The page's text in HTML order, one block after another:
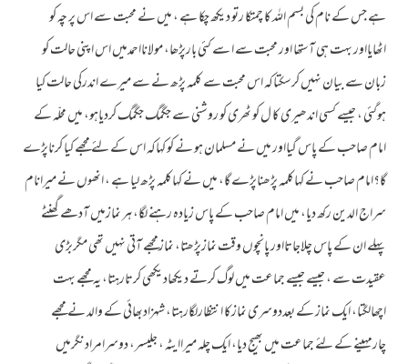
ہے جس کے نام کی بسم اللہ کا چمتکا رتو دیکھ چکا ہے ، میں نے محبت سے اس پر چہ کو
اٹھایااور بہت ہی آستھا اور محبت سے ا سے کئی بارپڑھا، مولانااحمدمیں اس اپنی حالت کو
زبان سے بیان نہیں کرسکتاکہ اس محبت سے کلمہ پڑھ نے سے میرے اندرکی حالت کیا
ہوگئی ، جیسے کسی اندھیری کا ل کو ٹھری کو روشنی سے جگمگ جگمگ کردیاہو، میں محلّہ کے
امام صاحب کے پاس گیااور میں نے مسلمان ہو نے کو کہاکہ اس کے لئے مجھے کیا کرناپڑے
گا؟امام صاحب نے کہاکلمہ پڑھناپڑے گا، میں نے کہاکلمہ پڑھ لیا ہے ، انھوں نے میرانام
سراج الدین رکھ دیا، میں امام صاحب کے پاس زیادہ رہنے لگا، ہر نمازمیں آدھے گھنٹے
پہلے ان کے پاس چلاجاتااور پانچوں وقت نمازپڑھتا، نمازمجھے آتی نہیں تھی مگربڑی
عقیدت سے ، جیسے جیسے جماعت میں لوگ کرتے دیکھادیکھی کرتارہتا، یہ مجھے بہت
اچھالگتا، ایک نماز کے بعددوسری نمازکا انتظارلگارہتا، شہزادبھائی کے والد نے مجھے
چارمہینے کے لئے جماعت میں بھیج دیا، ایک چلہ میراایٹہ ، جلیسر، دوسرامرادنگرمیں